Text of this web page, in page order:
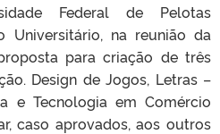
Federal de Pelotas
Universitário, na reunião da
para criação de três
Design de Jogos, Letras –
e Tecnologia em Comércio
caso aprovados, aos outros